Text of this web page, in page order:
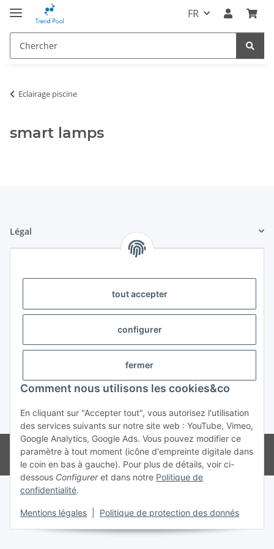
tout accepter
configurer
fermer
Comment nous utilisons les cookies&co
En cliquant sur "Accepter tout", vous autorisez l'utilisation
des services suivants sur notre site web : YouTube, Vimeo,
Google Analytics, Google Ads. Vous pouvez modifier ce
paramètre à tout moment (icône d'empreinte digitale dans
le coin en bas à gauche). Pour plus de détails, voir ci-
dessous Configureret dans notre Politique de
confidentialité.
Mentions légales Politique de protection des donnés
FR
Eclairage piscine
smart lamps
Légal
#global.withdrawalForm#
* Tous les prix s'entendent TVA incluse
© Weinmann GmbH - Alle Rechte vorbehalten -
Alle Angebote richten
sich ausschließlich an registrierte Fachhändler